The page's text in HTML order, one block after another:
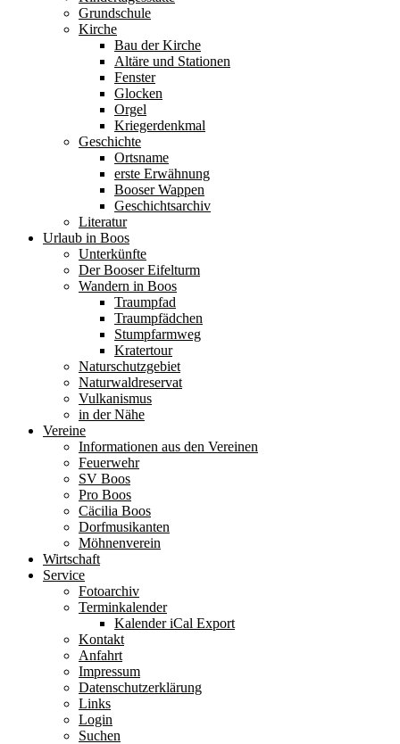
Grundschule
Kirche
Bau der Kirche
Altäre und Stationen
Fenster
Glocken
Orgel
Kriegerdenkmal
Geschichte
Ortsname
erste Erwähnung
Booser Wappen
Geschichtsarchiv
Literatur
Urlaub in Boos
Unterkünfte
Der Booser Eifelturm
Wandern in Boos
Traumpfad
Traumpfädchen
Stumpfarmweg
Kratertour
Naturschutzgebiet
Naturwaldreservat
Vulkanismus
in der Nähe
Vereine
Informationen aus den Vereinen
Feuerwehr
SV Boos
Pro Boos
Cäcilia Boos
Dorfmusikanten
Möhnenverein
Wirtschaft
Service
Fotoarchiv
Terminkalender
Kalender iCal Export
Kontakt
Anfahrt
Impressum
Datenschutzerklärung
Links
Login
Suchen